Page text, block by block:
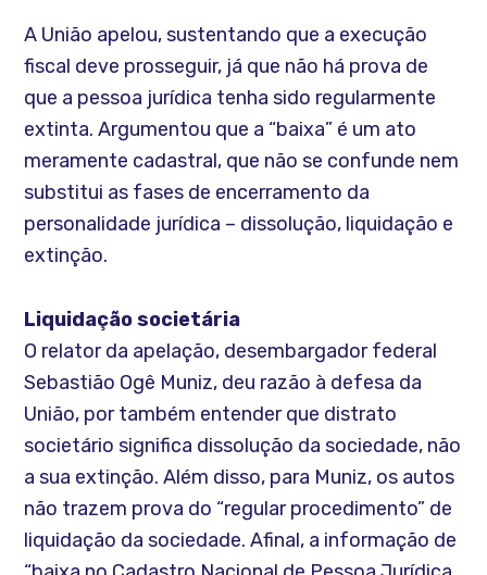
A União apelou, sustentando que a execução
fiscal deve prosseguir, já que não há prova de
que a pessoa jurídica tenha sido regularmente
extinta. Argumentou que a “baixa” é um ato
meramente cadastral, que não se confunde nem
substitui as fases de encerramento da
personalidade jurídica – dissolução, liquidação e
extinção.
Liquidação societária
O relator da apelação, desembargador federal
Sebastião Ogê Muniz, deu razão à defesa da
União, por também entender que distrato
societário significa dissolução da sociedade, não
a sua extinção. Além disso, para Muniz, os autos
não trazem prova do “regular procedimento” de
liquidação da sociedade. Afinal, a informação de